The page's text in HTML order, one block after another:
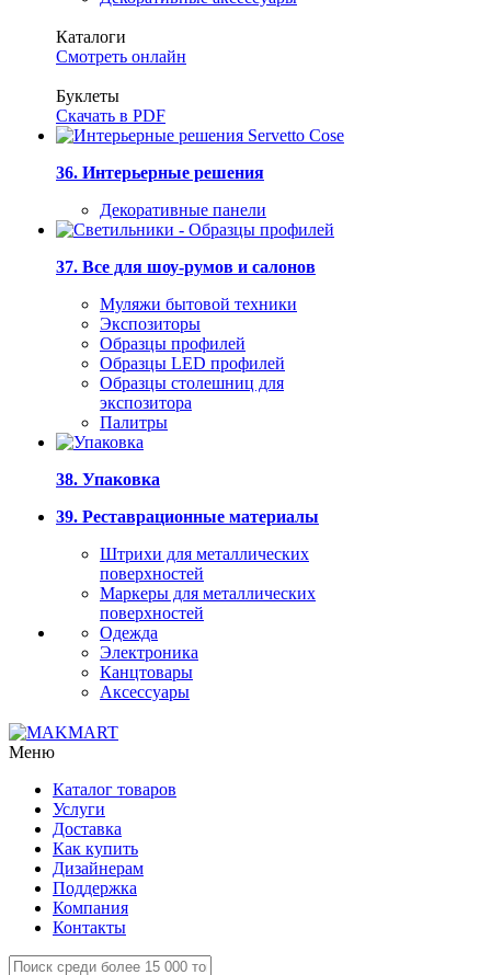
Каталоги
Смотреть онлайн
Буклеты
Скачать в PDF
36. Интерьерные решения
Декоративные панели
37. Все для шоу-румов и салонов
Муляжи бытовой техники
Экспозиторы
Образцы профилей
Образцы LED профилей
Образцы столешниц для
экспозитора
Палитры
38. Упаковка
39. Реставрационные материалы
Штрихи для металлических
поверхностей
Маркеры для металлических
поверхностей
Одежда
Электроника
Канцтовары
Аксессуары
Меню
Каталог товаров
Услуги
Доставка
Как купить
Дизайнерам
Поддержка
Компания
Контакты